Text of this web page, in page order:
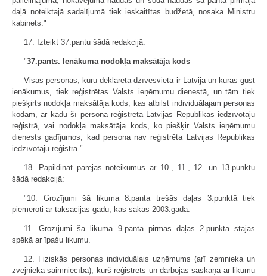
daļā noteiktajā sadalījumā tiek ieskaitītas budžetā, nosaka Ministru
kabinets."
17. Izteikt 37.pantu šādā redakcijā:
"37.pants. Ienākuma nodokļa maksātāja kods
Visas personas, kuru deklarētā dzīvesvieta ir Latvijā un kuras gūst
ienākumus, tiek reģistrētas Valsts ieņēmumu dienestā, un tām tiek
piešķirts nodokļa maksātāja kods, kas atbilst individuālajam personas
kodam, ar kādu šī persona reģistrēta Latvijas Republikas iedzīvotāju
reģistrā, vai nodokļa maksātāja kods, ko piešķir Valsts ieņēmumu
dienests gadījumos, kad persona nav reģistrēta Latvijas Republikas
iedzīvotāju reģistrā."
18. Papildināt pārejas noteikumus ar 10., 11., 12. un 13.punktu
šādā redakcijā:
"10. Grozījumi šā likuma 8.panta trešās daļas 3.punktā tiek
piemēroti ar taksācijas gadu, kas sākas 2003.gadā.
11. Grozījumi šā likuma 9.panta pirmās daļas 2.punktā stājas
spēkā ar īpašu likumu.
12. Fiziskās personas individuālais uzņēmums (arī zemnieka un
zvejnieka saimniecība), kurš reģistrēts un darbojas saskaņā ar likumu